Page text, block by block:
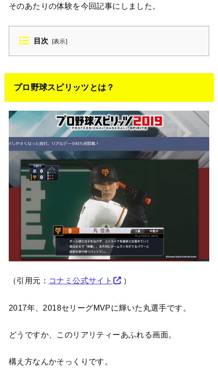
そのあたりの体験を今回記事にしました。
目次 [表示]
プロ野球スピリッツとは？
（引用元： コナミ公式サイト ）
2017年、2018セリーグMVPに輝いた丸選手です。
どうですか、このリアリティーあふれる画面。
構え方なんかそっくりです。